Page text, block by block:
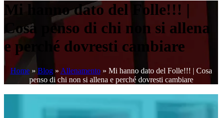
Mi hanno dato del Folle!!! |
Cosa penso di chi non si allena
e perché dovresti cambiare
Home» Blog» Allenamento» Mi hanno dato del Folle!!! | Cosa
penso di chi non si allena e perché dovresti cambiare